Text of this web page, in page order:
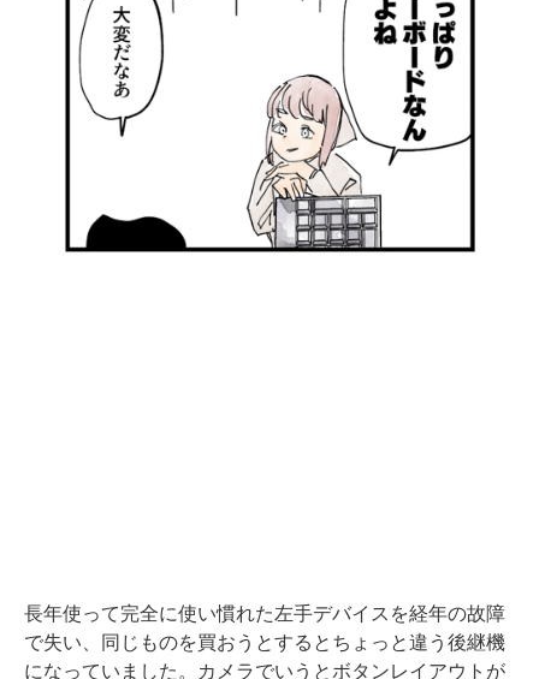
長年使って完全に使い慣れた左手デバイスを経年の故障
で失い、同じものを買おうとするとちょっと違う後継機
になっていました。カメラでいうとボタンレイアウトが